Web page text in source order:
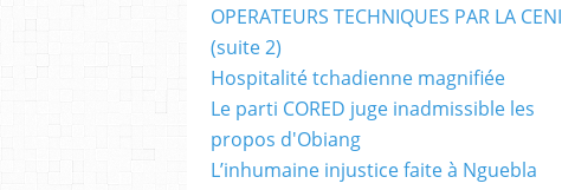
OPERATEURS TECHNIQUES PAR LA CENI
(suite 2)
Hospitalité tchadienne magnifiée
Le parti CORED juge inadmissible les
propos d'Obiang
L’inhumaine injustice faite à Nguebla